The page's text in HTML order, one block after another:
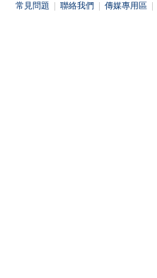
常見問題 聯絡我們 傳媒專用區